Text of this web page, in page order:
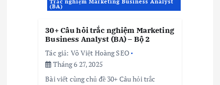
Trắc nghiệm Marketing Business Analyst
(BA)
30+ Câu hỏi trắc nghiệm Marketing
Business Analyst (BA) – Bộ 2
Tác giả: Võ Việt Hoàng SEO
Tháng 6 27, 2025
Bài viết cùng chủ đề 30+ Câu hỏi trắc